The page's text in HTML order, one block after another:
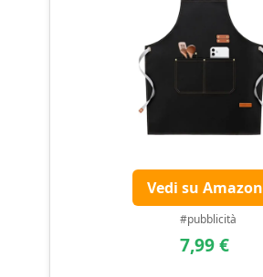
Vedi su Amazon
#pubblicità
7,99 €